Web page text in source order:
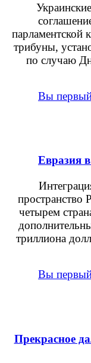
парламентской
трибуны,
по случаю
Вы первый
Евразия
пространство
четырем
триллиона
Вы первый
Прекрасное